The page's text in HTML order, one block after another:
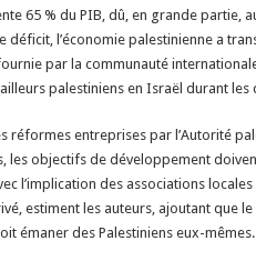
65 % du PIB, dû, en grande partie,
déficit, l’économie palestinienne a
par la communauté
palestiniens en Israël durant les
réformes entreprises par l’Autorité
les objectifs de développement
l’implication des associations
estiment les auteurs, ajoutant que
émaner des Palestiniens eux-mêmes.